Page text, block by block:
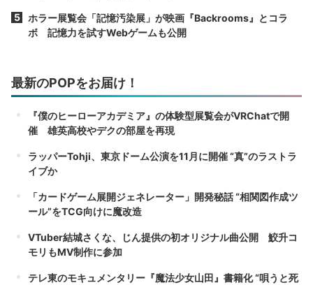
ホラー展覧会「記憶汚染展」が映画『Backrooms』とコラ
ボ 記憶力を試すWebゲームも公開
最新のPOPをお届け！
『僕のヒーローアカデミア』の体験型展覧会がVRChatで開
催 雄英高校やデクの部屋を再現
ラッパーTohji、東京ドーム公演を11月に開催 “真”のラストラ
イブか
「カードゲーム展開ジェネレーター」開発秘話 “相関図作成ツ
ール”をTCG向けに魔改造
VTuber結城さくな、じん提供の初オリジナル曲公開 鮫升コ
モリもMV制作に参加
テレ東のモキュメンタリー『魔法少女山田』書籍化 “唄うと死